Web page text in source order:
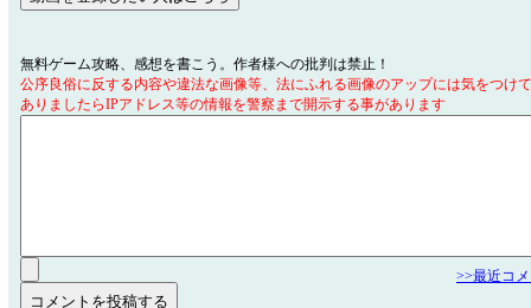
無料ゲーム攻略、感想を書こう。作者様への批判は禁止！
公序良俗に反する内容や違法な画像等、法にふれる画像のアップには気をつけ
ありましたらIPアドレス等の情報を警察まで開示する事があります
>>最近コ